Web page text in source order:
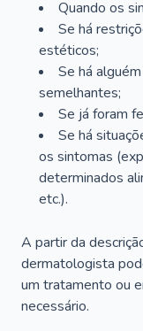
Quando os
Se há
estéticos;
Se há
semelhantes;
Se já foram
Se há
os sintomas
determinados
etc.).
A partir da
dermatologista
um tratamento ou
necessário.